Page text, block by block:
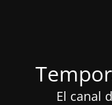
El canal